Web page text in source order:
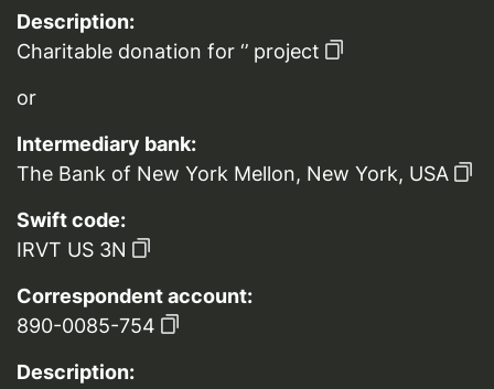
Description:
Charitable donation for ‘’ project
or
Intermediary bank:
The Bank of New York Mellon, New York, USA
Swift code:
IRVT US 3N
Correspondent account:
890-0085-754
Description: